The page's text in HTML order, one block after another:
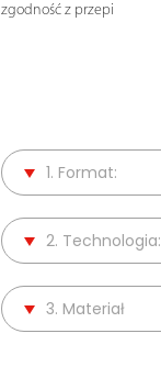
zgodność z przepi
1. Format:
2. Technologia:
3. Materiał